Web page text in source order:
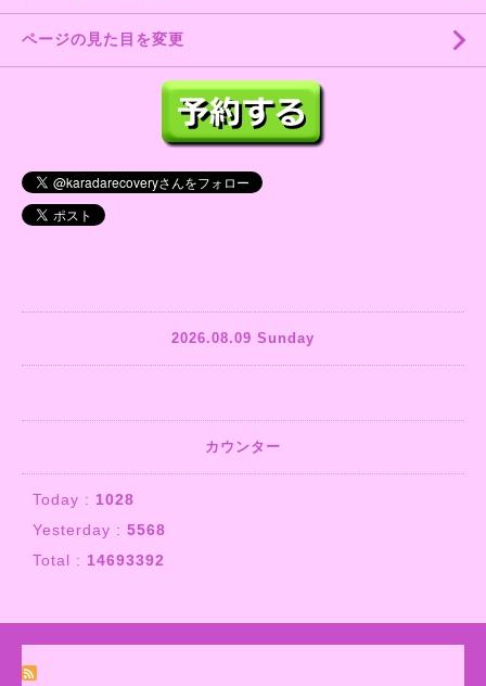
ページの見た目を変更
2026.08.09 Sunday
カウンター
Today : 1028
Yesterday : 5568
Total : 14693392